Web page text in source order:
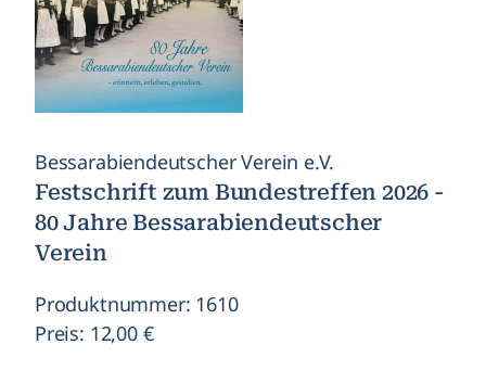
Bessarabiendeutscher Verein e.V.
Festschrift zum Bundestreffen 2026 -
80 Jahre Bessarabiendeutscher
Verein
Produktnummer: 1610
Preis: 12,00 €